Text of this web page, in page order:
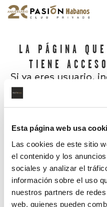
Esta página web usa
Las cookies de este sitio
el contenido y los
sociales y analizar el
información sobre el uso
nuestros partners de
web, quienes pueden
LA PÁGINA
TIENE
Si ya eres usuario,
¿Has olvidado tu contraseña?